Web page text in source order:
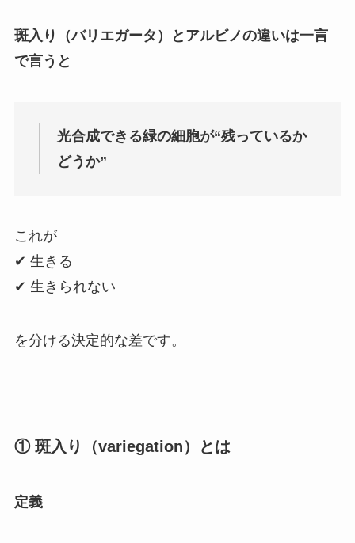
斑入り（バリエガータ）とアルビノの違いは一言
で言うと
光合成できる緑の細胞が“残っているか
どうか”
これが
✔ 生きる
✔ 生きられない
を分ける決定的な差です。
① 斑入り（variegation）とは
定義